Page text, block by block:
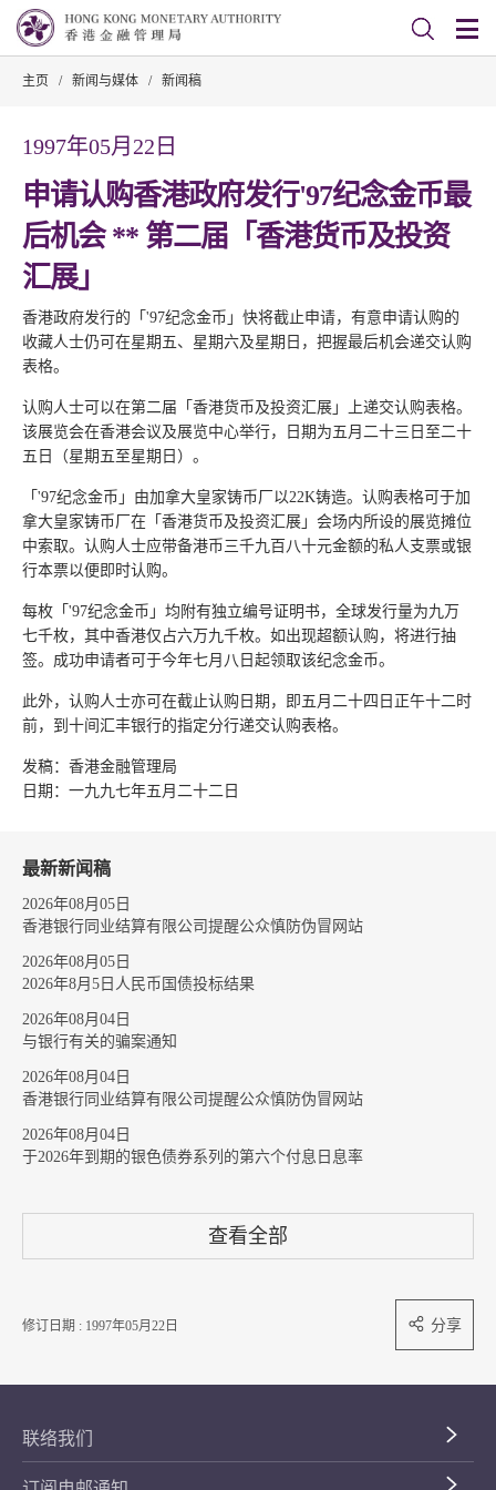
主页 / 新闻与媒体 / 新闻稿
1997年05月22日
申请认购香港政府发行'97纪念金币最
后机会 ** 第二届「香港货币及投资
汇展」
香港政府发行的「'97纪念金币」快将截止申请，有意申请认购的
收藏人士仍可在星期五、星期六及星期日，把握最后机会递交认购
表格。
认购人士可以在第二届「香港货币及投资汇展」上递交认购表格。
该展览会在香港会议及展览中心举行，日期为五月二十三日至二十
五日（星期五至星期日）。
「'97纪念金币」由加拿大皇家铸币厂以22K铸造。认购表格可于加
拿大皇家铸币厂在「香港货币及投资汇展」会场内所设的展览摊位
中索取。认购人士应带备港币三千九百八十元金额的私人支票或银
行本票以便即时认购。
每枚「'97纪念金币」均附有独立编号证明书，全球发行量为九万
七千枚，其中香港仅占六万九千枚。如出现超额认购，将进行抽
签。成功申请者可于今年七月八日起领取该纪念金币。
此外，认购人士亦可在截止认购日期，即五月二十四日正午十二时
前，到十间汇丰银行的指定分行递交认购表格。
发稿：香港金融管理局
日期：一九九七年五月二十二日
最新新闻稿
2026年08月05日
香港银行同业结算有限公司提醒公众慎防伪冒网站
2026年08月05日
2026年8月5日人民币国债投标结果
2026年08月04日
与银行有关的骗案通知
2026年08月04日
香港银行同业结算有限公司提醒公众慎防伪冒网站
2026年08月04日
于2026年到期的银色债券系列的第六个付息日息率
查看全部
修订日期 : 1997年05月22日 分享
联络我们